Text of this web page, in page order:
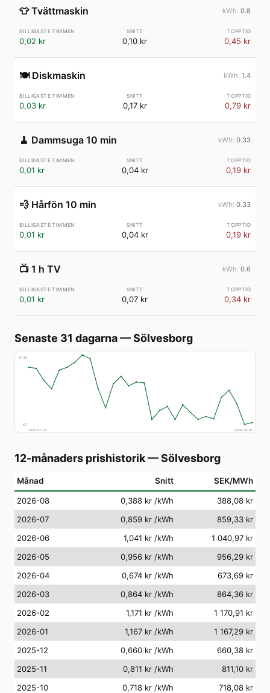
👕 Tvättmaskin 0.8
0,02 kr 0,10 kr 0,45 kr
🍽️ Diskmaskin 1.4
0,03 kr 0,17 kr 0,79 kr
🧹 Dammsuga 10 min 0.33
0,01 kr 0,04 kr 0,19 kr
💨 Hårfön 10 min 0.33
0,01 kr 0,04 kr 0,19 kr
📺 1 h TV 0.6
0,01 kr 0,07 kr 0,34 kr
Senaste 31 dagarna—Sölvesborg
€148
€7
2026-07-09
2026-08-07
12-månaders prishistorik—Sölvesborg
Månad Snitt SEK/MWh
2026-08 0,388 kr /kWh
388,08 kr
2026-07
0,859 kr /kWh
859,33 kr
2026-06
1,041 kr /kWh
1 040,97 kr
2026-05
0,956 kr /kWh
956,29 kr
2026-04
0,674 kr /kWh
673,69 kr
2026-03
0,864 kr /kWh
864,36 kr
2026-02
1,171 kr /kWh
1 170,91 kr
2026-01
1,167 kr /kWh
1 167,29 kr
2025-12
0,660 kr /kWh
660,38 kr
2025-11
0,811 kr /kWh
811,10 kr
2025-10
0,718 kr /kWh
718,08 kr